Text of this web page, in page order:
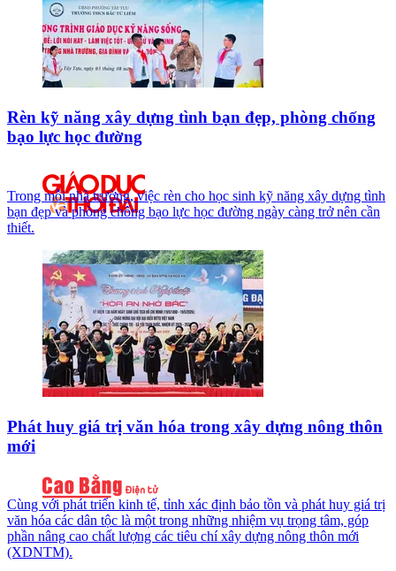
Rèn kỹ năng xây dựng tình bạn đẹp, phòng chống
bạo lực học đường
Trong mỗi nhà trường, việc rèn cho học sinh kỹ năng xây dựng tình
bạn đẹp và phòng chống bạo lực học đường ngày càng trở nên cần
thiết.
Phát huy giá trị văn hóa trong xây dựng nông thôn
mới
Cùng với phát triển kinh tế, tỉnh xác định bảo tồn và phát huy giá trị
văn hóa các dân tộc là một trong những nhiệm vụ trọng tâm, góp
phần nâng cao chất lượng các tiêu chí xây dựng nông thôn mới
(XDNTM).